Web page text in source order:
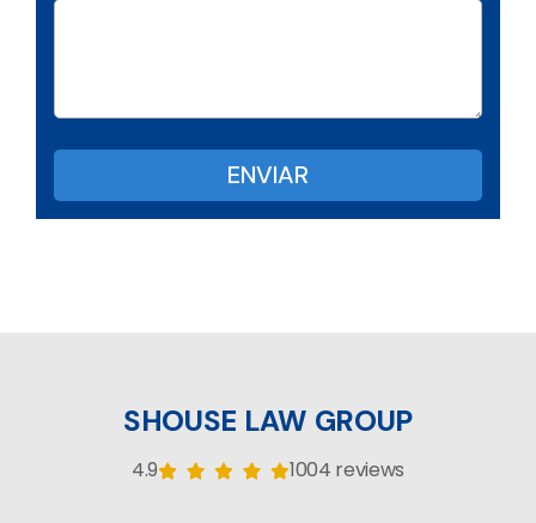
SHOUSE LAW GROUP
4.9 1004 reviews